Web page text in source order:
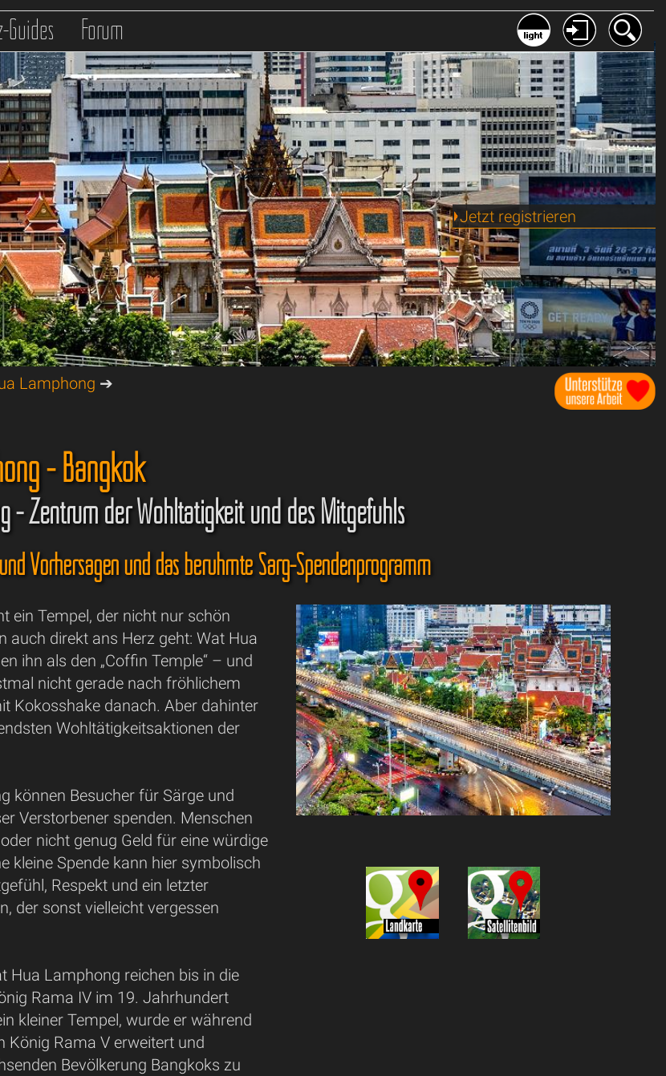
Guides Forum
Jetzt registrieren
Lamphong ➔
- Bangkok
- Zentrum der Wohltätigkeit und des Mitgefühls
Vorhersagen und das berühmte Sarg-Spendenprogramm
ein Tempel, der nicht nur schön
auch direkt ans Herz geht: Wat Hua
ihn als den „Coffin Temple“ – und
nicht gerade nach fröhlichem
Kokosshake danach. Aber dahinter
Wohltätigkeitsaktionen der
können Besucher für Särge und
Verstorbener spenden. Menschen
nicht genug Geld für eine würdige
kleine Spende kann hier symbolisch
Respekt und ein letzter
der sonst vielleicht vergessen
Hua Lamphong reichen bis in die
Rama IV im 19. Jahrhundert
kleiner Tempel, wurde er während
König Rama V erweitert und
Bevölkerung Bangkoks zu